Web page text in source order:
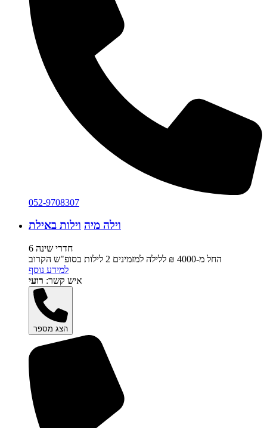
052-9708307
וילה מיה וילות באילת
6 חדרי שינה
החל מ-‏4000 ₪ ללילה למזמינים 2 לילות בסופ"ש הקרוב
למידע נוסף
איש קשר: רועי
הצג מספר